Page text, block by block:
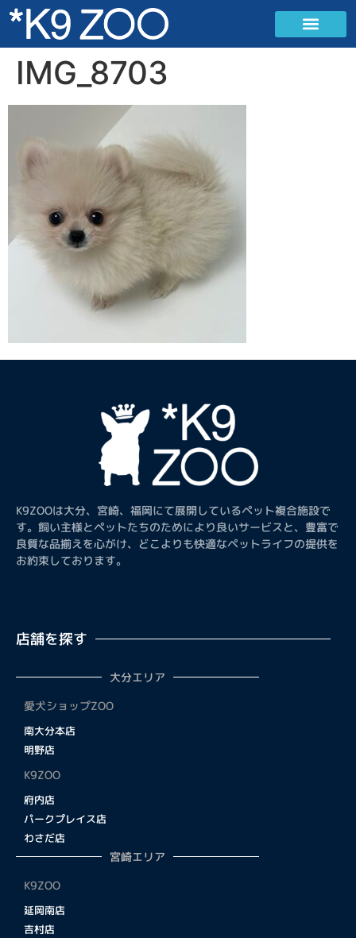
IMG_8703
K9ZOOは大分、宮崎、福岡にて展開しているペット複合施設で
す。飼い主様とペットたちのためにより良いサービスと、豊富で
良質な品揃えを心がけ、どこよりも快適なペットライフの提供を
お約束しております。
店舗を探す
大分エリア
愛犬ショップZOO
南大分本店
明野店
K9ZOO
府内店
パークプレイス店
わさだ店
宮崎エリア
K9ZOO
延岡南店
吉村店